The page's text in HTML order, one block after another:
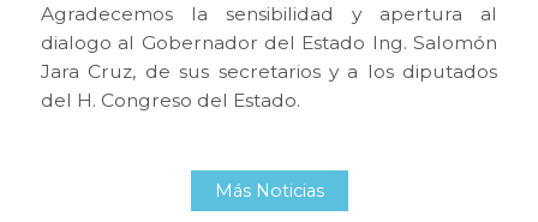
Agradecemos la sensibilidad y apertura al
dialogo al Gobernador del Estado Ing. Salomón
Jara Cruz, de sus secretarios y a los diputados
del H. Congreso del Estado.
Más Noticias